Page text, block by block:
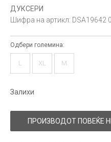
ДУКСЕРИ
Шифра на артикл: DSA19642
Одбери големина:
L XL M
Залихи
ПРОИЗВОДОТ ПОВЕЌЕ